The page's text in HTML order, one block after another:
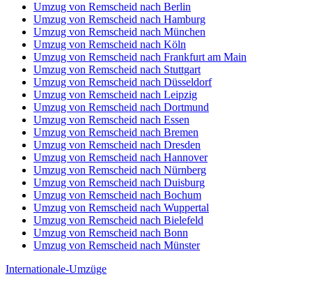
Umzug von Remscheid nach Berlin
Umzug von Remscheid nach Hamburg
Umzug von Remscheid nach München
Umzug von Remscheid nach Köln
Umzug von Remscheid nach Frankfurt am Main
Umzug von Remscheid nach Stuttgart
Umzug von Remscheid nach Düsseldorf
Umzug von Remscheid nach Leipzig
Umzug von Remscheid nach Dortmund
Umzug von Remscheid nach Essen
Umzug von Remscheid nach Bremen
Umzug von Remscheid nach Dresden
Umzug von Remscheid nach Hannover
Umzug von Remscheid nach Nürnberg
Umzug von Remscheid nach Duisburg
Umzug von Remscheid nach Bochum
Umzug von Remscheid nach Wuppertal
Umzug von Remscheid nach Bielefeld
Umzug von Remscheid nach Bonn
Umzug von Remscheid nach Münster
Internationale-Umzüge